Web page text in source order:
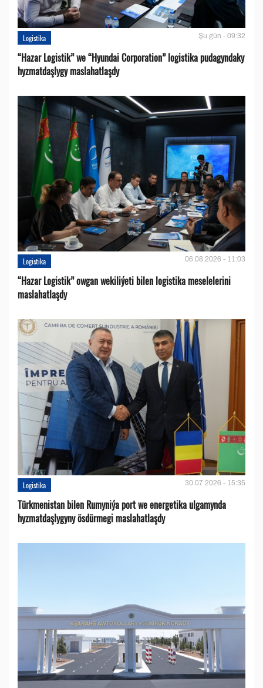
Logistika Şu gün - 09:32
“Hazar Logistik” we “Hyundai Corporation” logistika pudagyndaky
hyzmatdaşlygy maslahatlaşdy
Logistika 06.08.2026 - 11:03
“Hazar Logistik” owgan wekiliýeti bilen logistika meselelerini
maslahatlaşdy
Logistika 30.07.2026 - 15:35
Türkmenistan bilen Rumyniýa port we energetika ulgamynda
hyzmatdaşlygyny ösdürmegi maslahatlaşdy